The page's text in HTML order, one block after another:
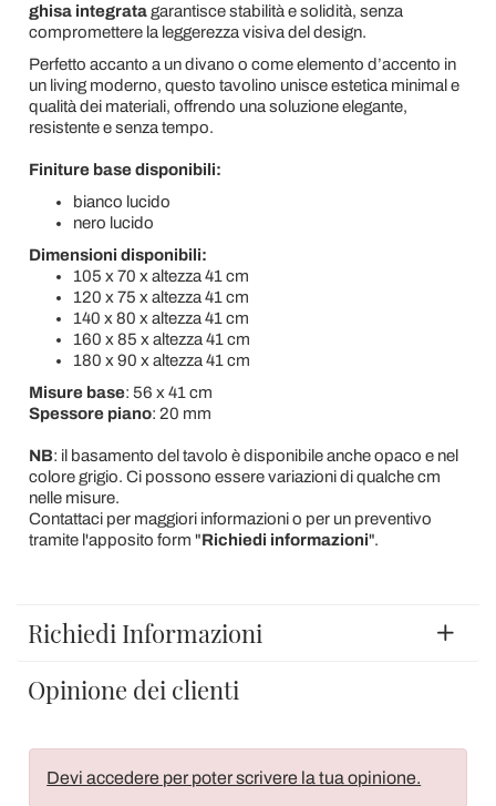
ghisa integratagarantisce stabilità e solidità, senza
compromettere la leggerezza visiva del design.
Perfetto accanto a un divano o come elemento d’accento in
un living moderno, questo tavolino unisce estetica minimal e
qualità dei materiali, offrendo una soluzione elegante,
resistente e senza tempo.
Finiture base disponibili:
bianco lucido
nero lucido
Dimensioni disponibili:
105 x 70 x altezza 41 cm
120 x 75 x altezza 41 cm
140 x 80 x altezza 41 cm
160 x 85 x altezza 41 cm
180 x 90 x altezza 41 cm
Misure base: 56 x 41 cm
Spessore piano: 20 mm
NB: il basamento del tavolo è disponibile anche opaco e nel
colore grigio. Ci possono essere variazioni di qualche cm
nelle misure.
Contattaci per maggiori informazioni o per un preventivo
tramite l'apposito form "Richiedi informazioni".
Richiedi Informazioni
Opinione dei clienti
Devi accedere per poter scrivere la tua opinione.